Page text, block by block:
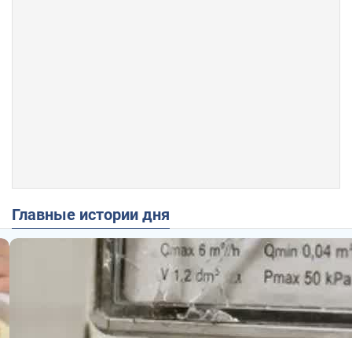
Главные истории дня